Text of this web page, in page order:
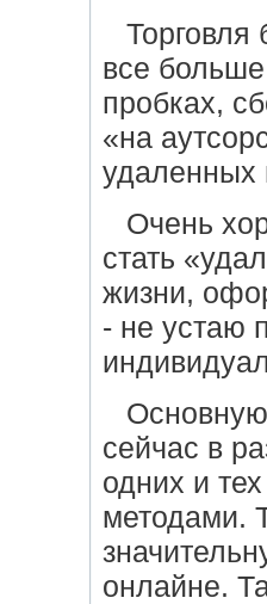
Торговля
все
пробках,
«на
удаленных
Очень
стать
жизни,
- не устаю
сейчас в
одних и
методами.
онлайне.